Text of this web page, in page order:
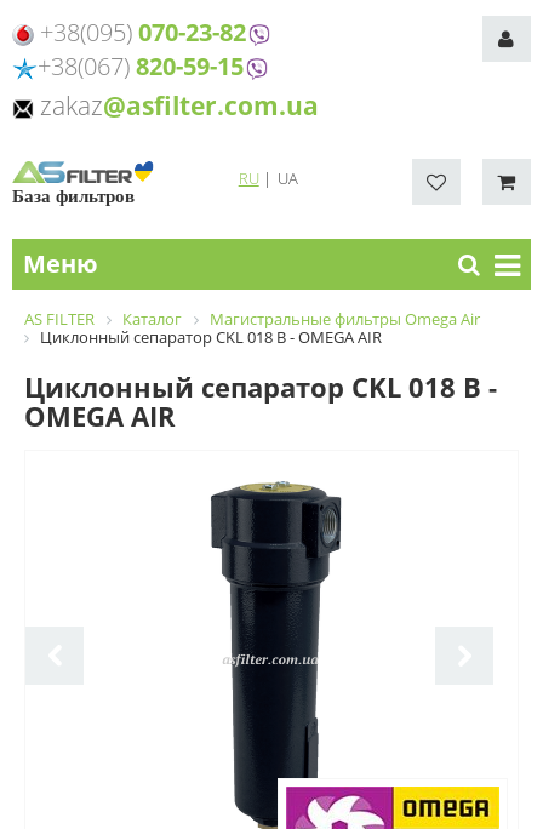
+38(095)070-23-82
+38(067)820-59-15
zakaz@asfilter.com.ua
База фильтров
RU| UA
Меню
AS FILTER Каталог
Магистральные фильтры Omega Air
Циклонный сепаратор CKL 018 B - OMEGA AIR
Циклонный сепаратор CKL 018 B -
OMEGA AIR